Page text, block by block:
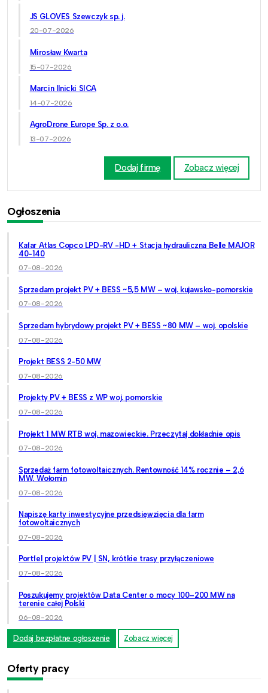
JS GLOVES Szewczyk sp. j.
20-07-2026
Mirosław Kwarta
15-07-2026
Marcin Ilnicki SICA
14-07-2026
AgroDrone Europe Sp. z o.o.
13-07-2026
Dodaj firmę Zobacz więcej
Ogłoszenia
Kafar Atlas Copco LPD-RV -HD + Stacja hydrauliczna Belle MAJOR
40-140
07-08-2026
Sprzedam projekt PV + BESS ~5,5 MW – woj. kujawsko-pomorskie
07-08-2026
Sprzedam hybrydowy projekt PV + BESS ~80 MW – woj. opolskie
07-08-2026
Projekt BESS 2-50 MW
07-08-2026
Projekty PV + BESS z WP woj. pomorskie
07-08-2026
Projekt 1 MW RTB woj. mazowieckie. Przeczytaj dokładnie opis
07-08-2026
Sprzedaż farm fotowoltaicznych. Rentowność 14% rocznie – 2,6
MW, Wołomin
07-08-2026
Napiszę karty inwestycyjne przedsięwzięcia dla farm
fotowoltaicznych
07-08-2026
Portfel projektów PV | SN, krótkie trasy przyłączeniowe
07-08-2026
Poszukujemy projektów Data Center o mocy 100–200 MW na
terenie całej Polski
06-08-2026
Dodaj bezpłatne ogłoszenie Zobacz więcej
Oferty pracy